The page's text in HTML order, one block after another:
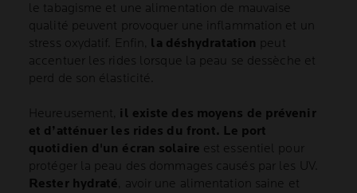
le tabagisme et une alimentation de mauvaise
qualité peuvent provoquer une inflammation et un
stress oxydatif. Enfin, la déshydratation peut
accentuer les rides lorsque la peau se dessèche et
perd de son élasticité.
Heureusement, il existe des moyens de prévenir
et d’atténuer les rides du front. Le port
quotidien d'un écran solaire est essentiel pour
protéger la peau des dommages causés par les UV.
Rester hydraté , avoir une alimentation saine et